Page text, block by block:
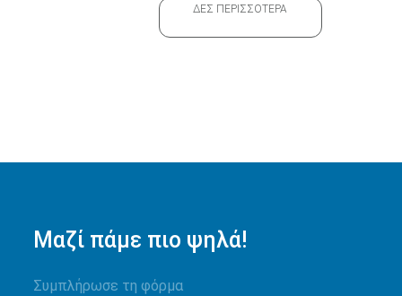
ΔΕΣ ΠΕΡΙΣΣΟΤΕΡΑ
Μαζί πάμε πιο ψηλά!
Συμπλήρωσε τη φόρμα